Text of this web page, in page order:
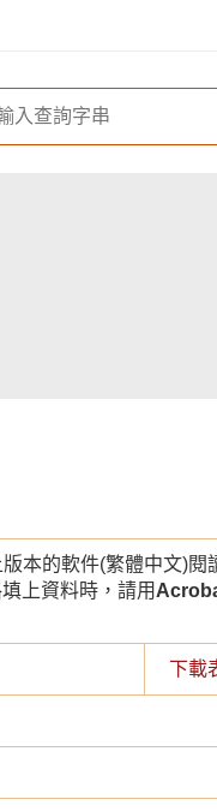
本的軟件(繁體中文)閱
上資料時，請用
下載